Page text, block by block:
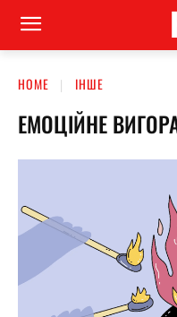
HOME ІНШЕ
ЕМОЦІЙНЕ